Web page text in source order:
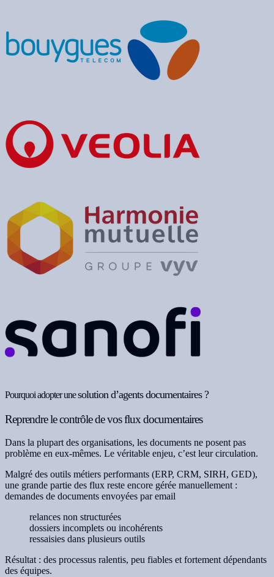
Pourquoi adopter unesolution d’agents documentaires ?
Reprendre le contrôle de vos flux documentaires
Dans la plupart des organisations, les documents ne posent pas
problème en eux-mêmes. Le véritable enjeu, c’est leur circulation.
Malgré des outils métiers performants (ERP, CRM, SIRH, GED),
une grande partie des flux reste encore gérée manuellement :
demandes de documents envoyées par email
relances non structurées
dossiers incomplets ou incohérents
ressaisies dans plusieurs outils
Résultat : des processus ralentis, peu fiables et fortement dépendants
des équipes.